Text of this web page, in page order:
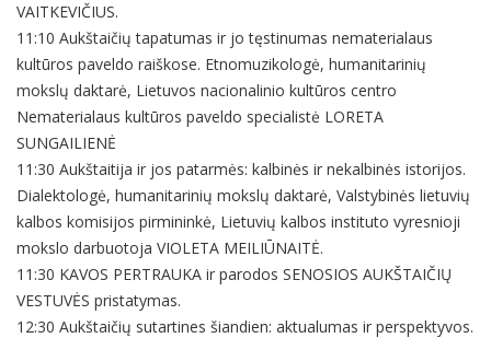
VAITKEVIČIUS.
11:10 Aukštaičių tapatumas ir jo tęstinumas nematerialaus
kultūros paveldo raiškose. Etnomuzikologė, humanitarinių
mokslų daktarė, Lietuvos nacionalinio kultūros centro
Nematerialaus kultūros paveldo specialistė LORETA
SUNGAILIENĖ
11:30 Aukštaitija ir jos patarmės: kalbinės ir nekalbinės istorijos.
Dialektologė, humanitarinių mokslų daktarė, Valstybinės lietuvių
kalbos komisijos pirmininkė, Lietuvių kalbos instituto vyresnioji
mokslo darbuotoja VIOLETA MEILIŪNAITĖ.
11:30 KAVOS PERTRAUKA ir parodos SENOSIOS AUKŠTAIČIŲ
VESTUVĖS pristatymas.
12:30 Aukštaičių sutartines šiandien: aktualumas ir perspektyvos.